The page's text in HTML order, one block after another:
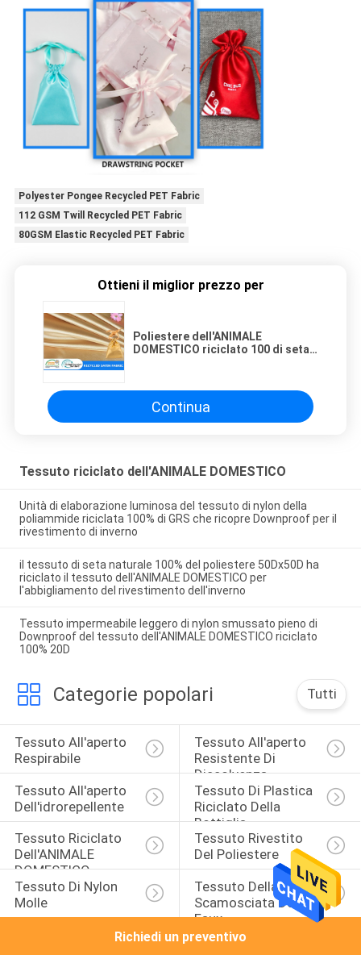
Polyester Pongee Recycled PET Fabric
112 GSM Twill Recycled PET Fabric
80GSM Elastic Recycled PET Fabric
Ottieni il miglior prezzo per
Poliestere dell'ANIMALE
DOMESTICO riciclato 100 di seta
indumenti da notte di Hanfu
Continua
Tessuto riciclato dell'ANIMALE DOMESTICO
Unità di elaborazione luminosa del tessuto di nylon della
poliammide riciclata 100% di GRS che ricopre Downproof per il
rivestimento di inverno
il tessuto di seta naturale 100% del poliestere 50Dx50D ha
riciclato il tessuto dell'ANIMALE DOMESTICO per
l'abbigliamento del rivestimento dell'inverno
Tessuto impermeabile leggero di nylon smussato pieno di
Downproof del tessuto dell'ANIMALE DOMESTICO riciclato
100% 20D
Categorie popolari Tutti
Tessuto All'aperto
Respirabile
Tessuto All'aperto
Resistente Di
Dissolvenza
Tessuto All'aperto
Dell'idrorepellente
Tessuto Di Plastica
Riciclato Della
Bottiglia
Tessuto Riciclato
Dell'ANIMALE
DOMESTICO
Tessuto Rivestito
Del Poliestere
Tessuto Di Nylon
Molle
Tessuto Della Pelle
Scamosciata Del
Faux
Richiedi un preventivo